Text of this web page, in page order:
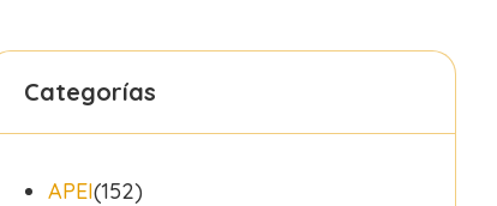
Categorías
APEI(152)